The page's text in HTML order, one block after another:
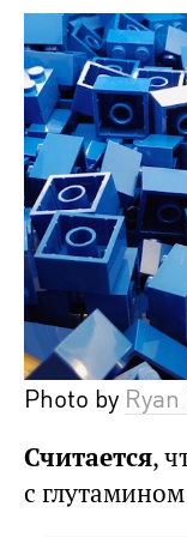
Photo by
Считается,
с